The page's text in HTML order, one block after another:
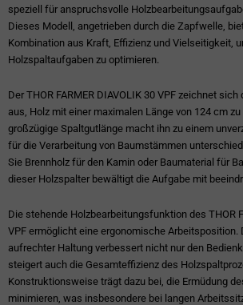
speziell für anspruchsvolle
Dieses Modell, angetrieben durch die Zapfwelle,
Kombination aus Kraft, Effizienz und Vielseitigkeit,
Holzspaltaufgaben zu optimieren.
Der THOR FARMER DIAVOLIK 30 VPF zeichnet
aus, Holz mit einer maximalen Länge von 124 cm
großzügige Spaltgutlänge macht ihn zu einem
für die Verarbeitung von Baumstämmen
Sie Brennholz für den Kamin oder Baumaterial für
dieser Holzspalter bewältigt die Aufgabe mit
Die stehende Holzbearbeitungsfunktion des THOR
VPF ermöglicht eine ergonomische Arbeitsposition.
aufrechter Haltung verbessert nicht nur den
steigert auch die Gesamteffizienz des
Konstruktionsweise trägt dazu bei, die Ermüdung
minimieren, was insbesondere bei langen